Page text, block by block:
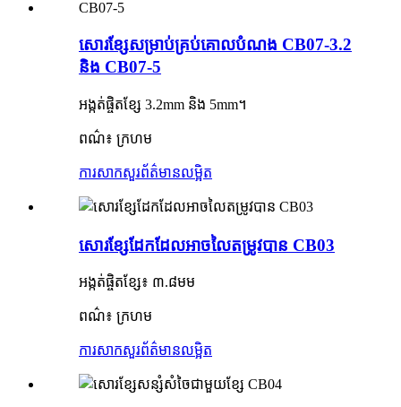
សោរ​ខ្សែ​សម្រាប់​គ្រប់​គោលបំណង CB07-3.2
និង CB07-5
អង្កត់ផ្ចិតខ្សែ 3.2mm និង 5mm។
ពណ៌៖ ក្រហម
ការសាកសួរព័ត៌មានលម្អិត
សោរខ្សែដែកដែលអាចលៃតម្រូវបាន CB03
អង្កត់ផ្ចិតខ្សែ៖ ៣.៨មម
ពណ៌៖ ក្រហម
ការសាកសួរព័ត៌មានលម្អិត